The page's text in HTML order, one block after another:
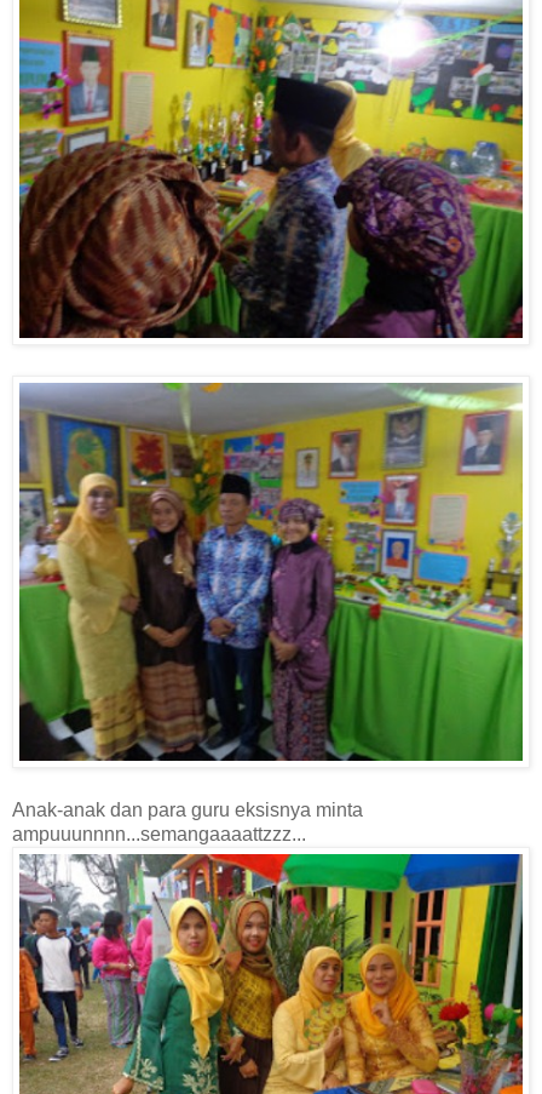
Anak-anak dan para guru eksisnya minta
ampuuunnnn...semangaaaattzzz...